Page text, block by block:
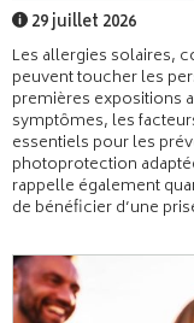
29 juillet 2026
Les allergies solaires,
peuvent toucher les
premières expositions
symptômes, les
essentiels pour les
photoprotection
rappelle également
de bénéficier d’une